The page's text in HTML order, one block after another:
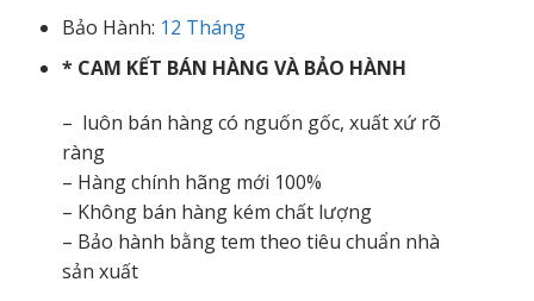
Bảo Hành: 12 Tháng
* CAM KẾT BÁN HÀNG VÀ BẢO HÀNH
– luôn bán hàng có nguốn gốc, xuất xứ rõ
ràng
– Hàng chính hãng mới 100%
– Không bán hàng kém chất lượng
– Bảo hành bằng tem theo tiêu chuẩn nhà
sản xuất